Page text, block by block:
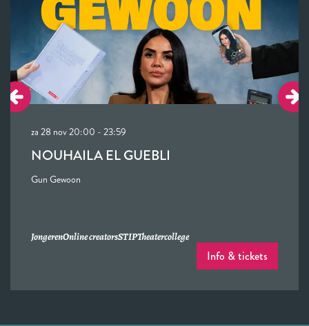
NOUHAILA EL GUEBLI
Gun Gewoon
za 28 nov20:00 - 23:59
JongerenOnline creatorsSTIPTheatercollege
Info & tickets